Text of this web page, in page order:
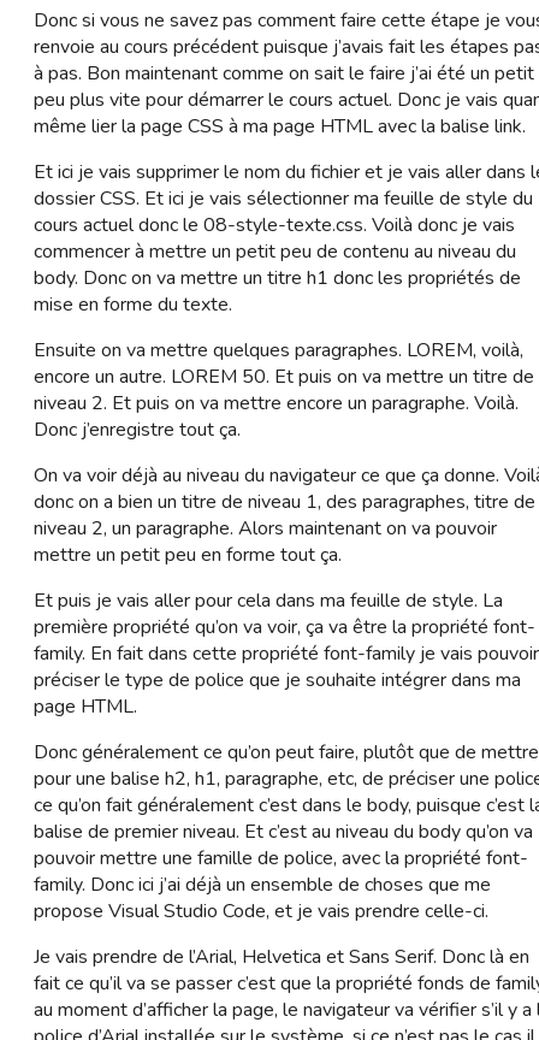
Donc si vous ne savez pas comment faire cette étape je
renvoie au cours précédent puisque j’avais fait les étapes
à pas. Bon maintenant comme on sait le faire j’ai été un petit
peu plus vite pour démarrer le cours actuel. Donc je vais
même lier la page CSS à ma page HTML avec la balise link.
Et ici je vais supprimer le nom du fichier et je vais aller dans
dossier CSS. Et ici je vais sélectionner ma feuille de style du
cours actuel donc le 08-style-texte.css. Voilà donc je vais
commencer à mettre un petit peu de contenu au niveau du
body. Donc on va mettre un titre h1 donc les propriétés de
mise en forme du texte.
Ensuite on va mettre quelques paragraphes. LOREM, voilà,
encore un autre. LOREM 50. Et puis on va mettre un titre de
niveau 2. Et puis on va mettre encore un paragraphe. Voilà.
Donc j’enregistre tout ça.
On va voir déjà au niveau du navigateur ce que ça donne.
donc on a bien un titre de niveau 1, des paragraphes, titre de
niveau 2, un paragraphe. Alors maintenant on va pouvoir
mettre un petit peu en forme tout ça.
Et puis je vais aller pour cela dans ma feuille de style. La
première propriété qu’on va voir, ça va être la propriété font-
family. En fait dans cette propriété font-family je vais pouvoir
préciser le type de police que je souhaite intégrer dans ma
page HTML.
Donc généralement ce qu’on peut faire, plutôt que de mettre
pour une balise h2, h1, paragraphe, etc, de préciser une
ce qu’on fait généralement c’est dans le body, puisque c’est
balise de premier niveau. Et c’est au niveau du body qu’on va
pouvoir mettre une famille de police, avec la propriété font-
family. Donc ici j’ai déjà un ensemble de choses que me
propose Visual Studio Code, et je vais prendre celle-ci.
Je vais prendre de l’Arial, Helvetica et Sans Serif. Donc là en
fait ce qu’il va se passer c’est que la propriété fonds de
au moment d’afficher la page, le navigateur va vérifier s’il y a